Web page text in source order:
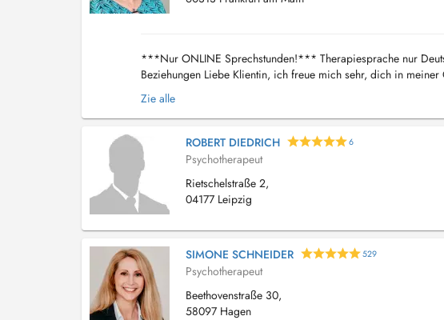
***Nur ONLINE Sprechstunden!*** Therapiesprache nur
Beziehungen Liebe Klientin, ich freue mich sehr, dich in
sich hauptsächlich an Frauen, die Opfer von narzisst...
Zie alle
ROBERT DIEDRICH 6
Psychotherapeut
Rietschelstraße 2,
04177 Leipzig
SIMONE SCHNEIDER 529
Psychotherapeut
Beethovenstraße 30,
58097 Hagen